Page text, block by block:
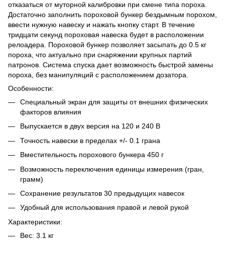
отказаться от муторной калибровки при смене типа пороха.
Достаточно заполнить пороховой бункер бездымным порохом,
ввести нужную навеску и нажать кнопку старт. В течение
тридцати секунд пороховая навеска будет в расположении
релоадера. Пороховой бункер позволяет засыпать до 0.5 кг
пороха, что актуально при снаряжении крупных партий
патронов. Система спуска дает возможность быстрой замены
пороха, без манипуляций с расположением дозатора.
Особенности:
Специальный экран для защиты от внешних физических
факторов влияния
Выпускается в двух версия на 120 и 240 В
Точность навески в пределах +/- 0.1 грана
Вместительность порохового бункера 450 г
Возможность переключения единицы измерения (гран,
грамм)
Сохранение результатов 30 предыдущих навесок
Удобный для использования правой и левой рукой
Характеристики:
Вес: 3.1 кг